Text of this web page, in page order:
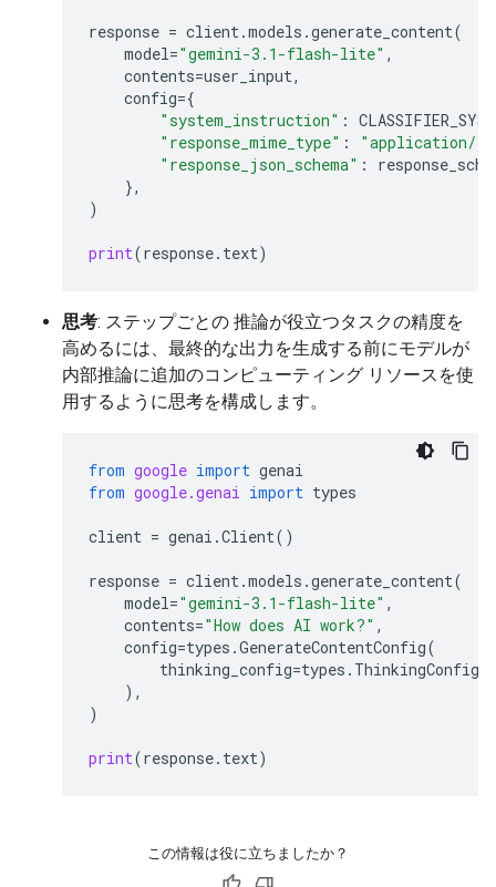
response = client.models .generate_content(
model="gemini-3.1-flash-lite" ,
contents=user_input,
config={
"system_instruction" :
"response_mime_type" :
"application/
"response_json_schema" :
},
)
print(response. text)
思考: ステップごとの 推論が役立つタスクの精度を
高めるには、最終的な出力を生成する前にモデルが
内部推論に追加のコンピューティング リソースを使
用するように思考を構成します。
from google import genai
from google.genai import types
client = genai .Client()
response = client.models .generate_content(
model="gemini-3.1-flash-lite" ,
contents="How does AI work?" ,
config=types .GenerateContentConfig(
thinking_config=types . ThinkingConfig
),
)
print(response. text)
この情報は役に立ちましたか？